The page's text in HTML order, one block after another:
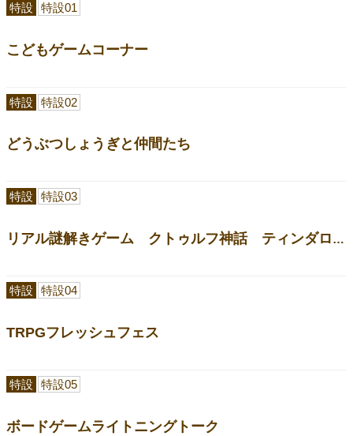
こどもゲームコーナー
特設 特設01
どうぶつしょうぎと仲間たち
特設 特設02
リアル謎解きゲーム クトゥルフ神話 ティンダロスの迷宮
特設 特設03
TRPGフレッシュフェス
特設 特設04
ボードゲームライトニングトーク
特設 特設05